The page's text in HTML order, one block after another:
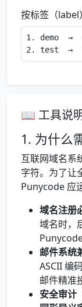
按标签（label
1. demo  →
2. test  →
📖 工具说
1. 为什么
互联网域名系
字符。为了让
Punycode 应
域名注册
域名时，
邮件系统
ASCII 编
邮件精准
安全审计